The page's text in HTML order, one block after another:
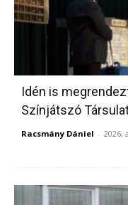
Idén is
Színjátszó
Racsmány Dániel - 2026,